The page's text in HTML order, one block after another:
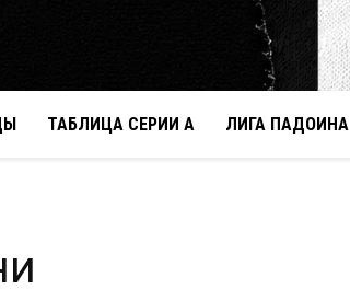
ТАБЛИЦА СЕРИИ А ЛИГА ПАДОИНА